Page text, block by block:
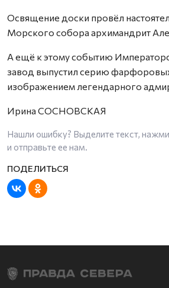
Освящение доски провёл
Морского собора архимандрит
А ещё к этому событию
завод выпустил серию
изображением легендарного
Ирина СОСНОВСКАЯ
Нашли ошибку? Выделите текст,
и отправьте ее нам.